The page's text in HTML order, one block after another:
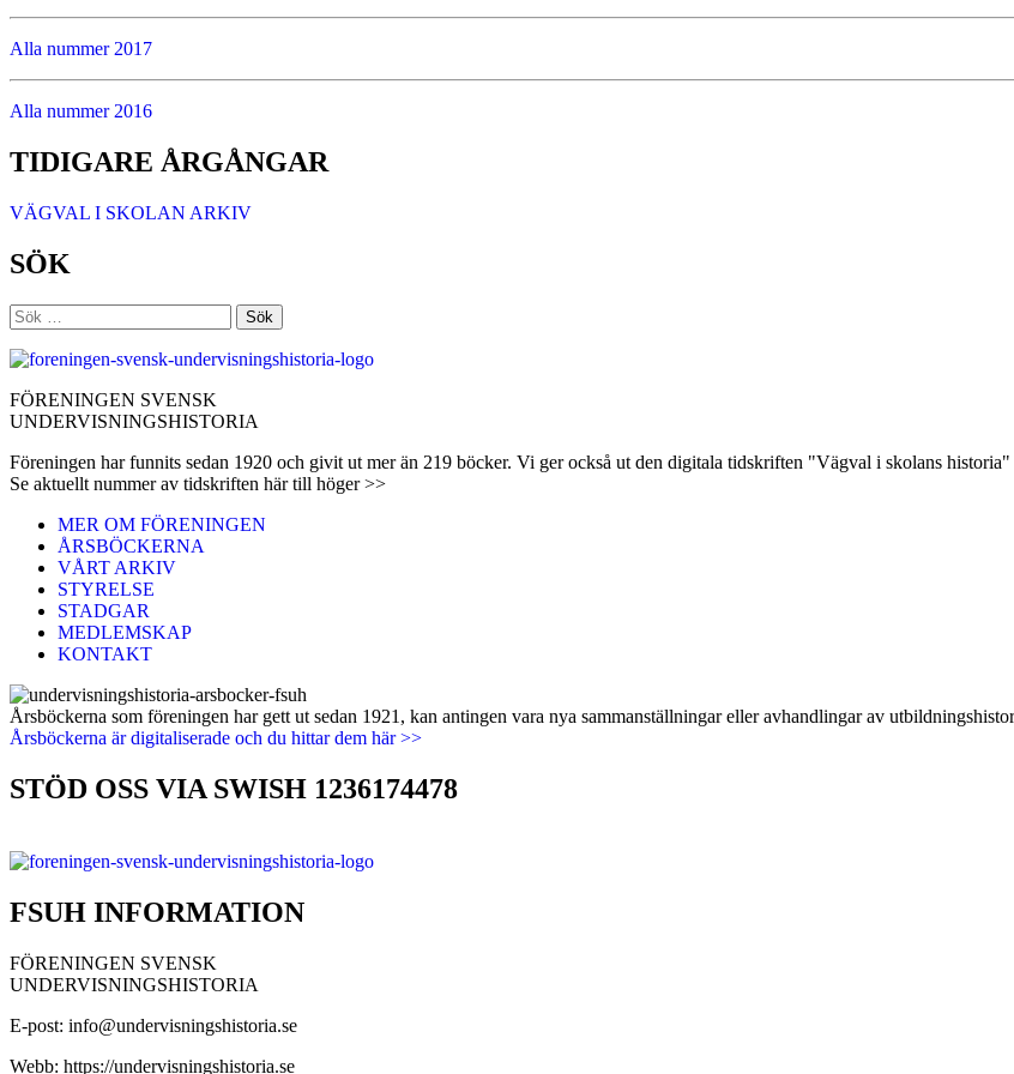
Alla nummer 2017
Alla nummer 2016
TIDIGARE ÅRGÅNGAR
VÄGVAL I SKOLAN ARKIV
SÖK
Sök
efter:
FÖRENINGEN SVENSK
UNDERVISNINGSHISTORIA
Föreningen har funnits sedan 1920 och givit ut mer än 219 böcker. Vi ger också ut den digitala tidskriften "Vägval i skolans
Se aktuellt nummer av tidskriften här till höger >>
MER OM FÖRENINGEN
ÅRSBÖCKERNA
VÅRT ARKIV
STYRELSE
STADGAR
MEDLEMSKAP
KONTAKT
Årsböckerna som föreningen har gett ut sedan 1921, kan antingen vara nya sammanställningar eller avhandlingar av
Årsböckerna är digitaliserade och du hittar dem här >>
STÖD OSS VIA SWISH 1236174478
FSUH INFORMATION
FÖRENINGEN SVENSK
UNDERVISNINGSHISTORIA
E-post: info@undervisningshistoria.se
Webb: https://undervisningshistoria.se